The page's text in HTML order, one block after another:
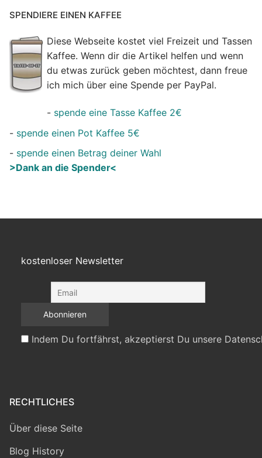
SPENDIERE EINEN KAFFEE
Diese Webseite kostet viel Freizeit und Tassen
Kaffee. Wenn dir die Artikel helfen und wenn
du etwas zurück geben möchtest, dann freue
ich mich über eine Spende per PayPal.
- spende eine Tasse Kaffee 2€
- spende einen Pot Kaffee 5€
- spende einen Betrag deiner Wahl
>Dank an die Spender<
kostenloser Newsletter
Indem Du fortfährst, akzeptierst Du unsere
RECHTLICHES
Über diese Seite
Blog History